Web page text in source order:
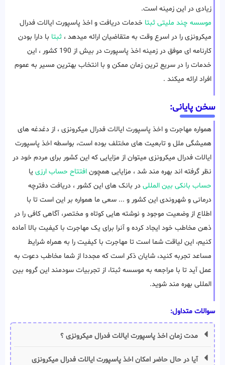
زیادی در این زمینه است.
موسسه چند ملیتی ثبتا خدمات دریافت و اخذ پاسپورت ایالات فدرال
میکرونزی را در اسرع وقت به متقاضیان ارائه میدهد ، ثبتا با دارا بودن
کارنامه ای موفق در زمینه اخذ پاسپورت در بیش از 190 کشور ، این
خدمات را در سریع ترین زمان ممکن و با انتخاب بهترین مسیر به عموم
افراد ارائه میکند .
سخن پایانی:
همواره مهاجرت و اخذ پاسپورت ایالات فدرال میکرونزی ، از دغدغه های
همیشگی ملل و تابعیت های مختلف بوده است، بواسطه اخذ پاسپورت
ایالات فدرال میکرونزی میتوان از مزایایی که این کشور برای مردم خود در
نظر گرفته اند بهره مند شد ، مزایایی همچون افتتاح حساب ارزی یا
حساب بانکی بین المللی در بانک های این کشور ، دریافت دفترچه
درمانی و شهروندی این کشور و ... سعی ما همواره بر این است تا با
اطلاع از وضعیت موجود و نوشته هایی کوتاه و مختصر، آگاهی کافی را در
ذهن مخاطب خود ایجاد کرده و آنرا برای یک مهاجرت با کیفیت بالا آماده
کنیم، این لیاقت شما است تا مهاجرت با کیفیت را به همراه شرایط
مساعد تجربه کنید، شایان ذکر است که مجددا از شما مخاطب دعوت به
عمل آید تا با مراجعه به موسسه ثبتا، از تجربیات سودمند این گروه بین
المللی بهره مند شوید.
سوالات متداول:
مدت زمان اخذ پاسپورت ایالات فدرال میکرونزی ؟
آیا در حال حاضر امکان اخذ پاسپورت ایالات فدرال میکرونزی